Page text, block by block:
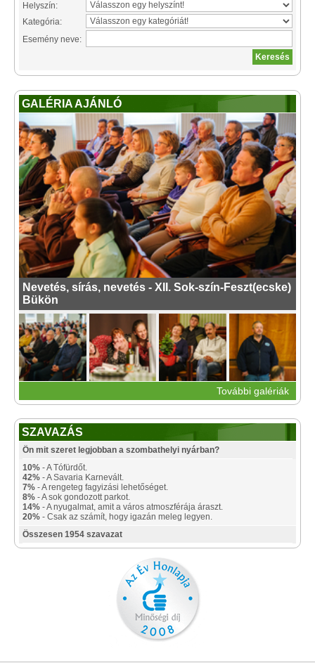
Helyszín:
Kategória:
Esemény neve:
GALÉRIA AJÁNLÓ
Nevetés, sírás, nevetés - XII. Sok-szín-Feszt(ecske)
Bükön
További galériák
SZAVAZÁS
Ön mit szeret legjobban a szombathelyi nyárban?
10% - A Tófürdőt.
42% - A Savaria Karnevált.
7% - A rengeteg fagyizási lehetőséget.
8% - A sok gondozott parkot.
14% - A nyugalmat, amit a város atmoszférája áraszt.
20% - Csak az számít, hogy igazán meleg legyen.
Összesen 1954 szavazat